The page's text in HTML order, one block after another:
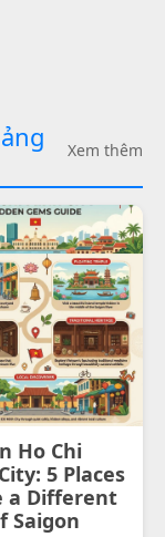
Xem thêm
Ho Chi
5 Places
a Different
Saigon